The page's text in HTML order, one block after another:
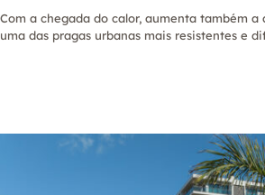
Com a chegada do calor, aumenta também a
uma das pragas urbanas mais resistentes e